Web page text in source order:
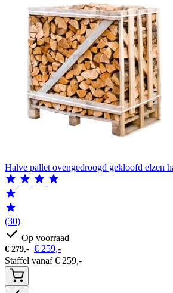
Halve pallet ovengedroogd gekloofd elzen
(30)
Op voorraad
€ 279,- € 259,-
Staffel vanaf€ 259,-